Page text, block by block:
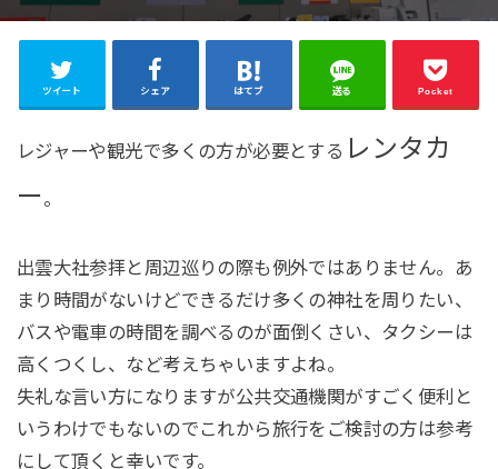
ツイート シェア はてブ 送る Pocket
レジャーや観光で多くの方が必要とする レンタカ
ー 。
出雲大社参拝と周辺巡りの際も例外ではありません。あ
まり時間がないけどできるだけ多くの神社を周りたい、
バスや電車の時間を調べるのが面倒くさい、タクシーは
高くつくし、など考えちゃいますよね。
失礼な言い方になりますが公共交通機関がすごく便利と
いうわけでもないのでこれから旅行をご検討の方は参考
にして頂くと幸いです。